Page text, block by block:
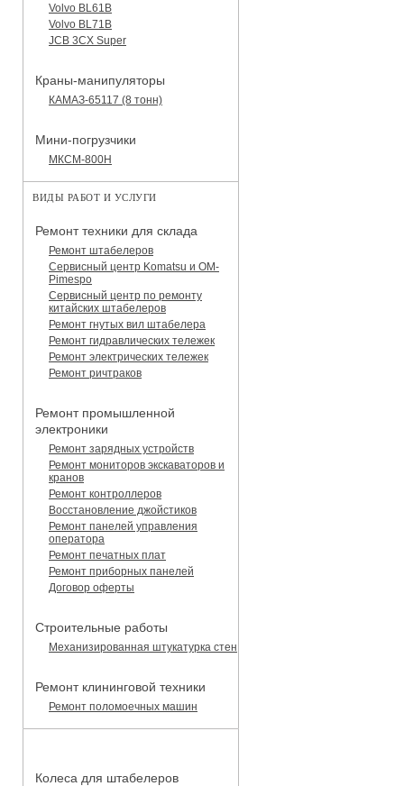
Volvo BL61B
Volvo BL71B
JCB 3CX Super
Краны-манипуляторы
КАМАЗ-65117 (8 тонн)
Мини-погрузчики
МКСМ-800H
ВИДЫ РАБОТ И УСЛУГИ
Ремонт техники для склада
Ремонт штабелеров
Сервисный центр Komatsu и OM-
Pimespo
Сервисный центр по ремонту
китайских штабелеров
Ремонт гнутых вил штабелера
Ремонт гидравлических тележек
Ремонт электрических тележек
Ремонт ричтраков
Ремонт промышленной
электроники
Ремонт зарядных устройств
Ремонт мониторов экскаваторов и
кранов
Ремонт контроллеров
Восстановление джойстиков
Ремонт панелей управления
оператора
Ремонт печатных плат
Ремонт приборных панелей
Договор оферты
Строительные работы
Механизированная штукатурка стен
Ремонт клининговой техники
Ремонт поломоечных машин
Колеса для штабелеров